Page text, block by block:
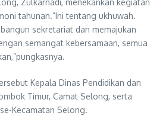
Zulkarnadi, menekankan kegiatan
tahunan.”Ini tentang ukhuwah.
sekretariat dan memajukan
semangat kebersamaan, semua
Kepala Dinas Pendidikan dan
Timur, Camat Selong, serta
Kecamatan Selong.